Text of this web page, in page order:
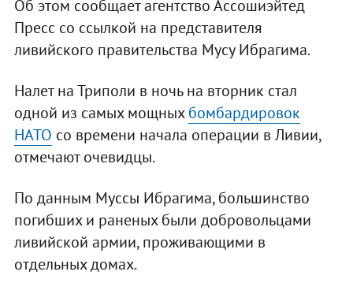
Об этом сообщает агентство Ассошиэйтед
Пресс со ссылкой на представителя
ливийского правительства Мусу Ибрагима.
Налет на Триполи в ночь на вторник стал
одной из самых мощныхбомбардировок
НАТО со времени начала операции в Ливии,
отмечают очевидцы.
По данным Муссы Ибрагима, большинство
погибших и раненых были добровольцами
ливийской армии, проживающими в
отдельных домах.